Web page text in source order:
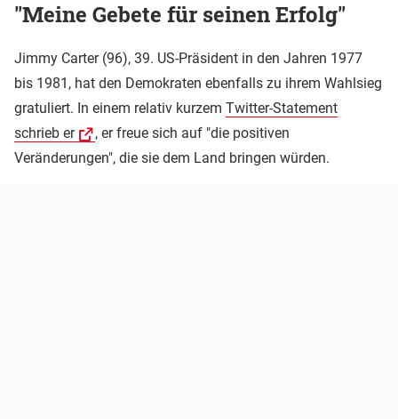
"Meine Gebete für seinen Erfolg"
Jimmy Carter (96), 39. US-Präsident in den Jahren 1977
bis 1981, hat den Demokraten ebenfalls zu ihrem Wahlsieg
gratuliert. In einem relativ kurzem Twitter-Statement
schrieb er
, er freue sich auf "die positiven
Veränderungen", die sie dem Land bringen würden.